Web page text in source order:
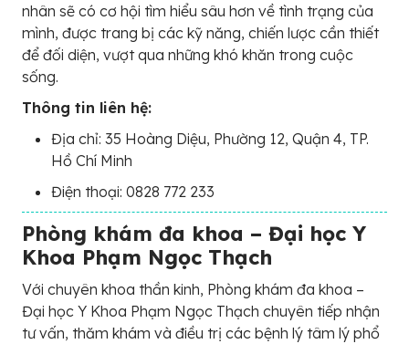
nhân sẽ có cơ hội tìm hiểu sâu hơn về tình trạng của
mình, được trang bị các kỹ năng, chiến lược cần thiết
để đối diện, vượt qua những khó khăn trong cuộc
sống.
Thông tin liên hệ:
Địa chỉ: 35 Hoàng Diệu, Phường 12, Quận 4, TP.
Hồ Chí Minh
Điện thoại: 0828 772 233
Phòng khám đa khoa – Đại học Y
Khoa Phạm Ngọc Thạch
Với chuyên khoa thần kinh, Phòng khám đa khoa –
Đại học Y Khoa Phạm Ngọc Thạch chuyên tiếp nhận
tư vấn, thăm khám và điều trị các bệnh lý tâm lý phổ